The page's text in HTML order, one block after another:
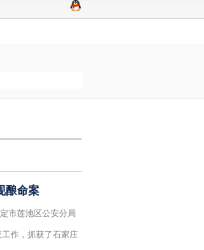
酿命案
市莲池区公安分局
作，抓获了石家庄